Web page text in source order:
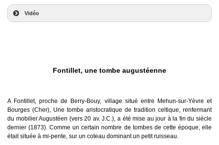
Vidéo
Fontillet, une tombe augustéenne
A Fontillet, proche de Berry-Bouy, village situé entre Mehun-sur-Yèvre et
Bourges (Cher), Une tombe aristocratique de tradition celtique, renfermant
du mobilier Augustéen (vers 20 av. J.C.), a été mise au jour à la fin du siècle
dernier (1873). Comme un certain nombre de tombes de cette époque, elle
était située à mi-pente, sur un coteau dominant un petit ruisseau.